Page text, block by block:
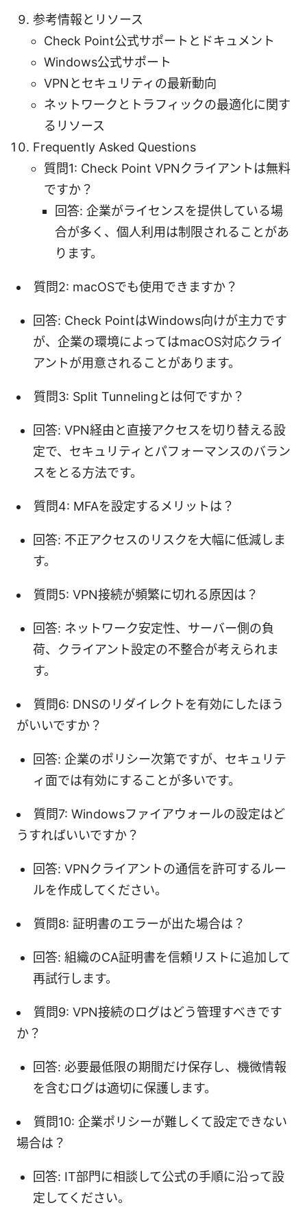
参考情報とリソース
Check Point公式サポートとドキュメント
Windows公式サポート
VPNとセキュリティの最新動向
ネットワークとトラフィックの最適化に関す
るリソース
Frequently Asked Questions
質問1: Check Point VPNクライアントは無料
ですか？
回答: 企業がライセンスを提供している場
合が多く、個人利用は制限されることがあ
ります。
質問2: macOSでも使用できますか？
回答: Check PointはWindows向けが主力です
が、企業の環境によってはmacOS対応クライ
アントが用意されることがあります。
質問3: Split Tunnelingとは何ですか？
回答: VPN経由と直接アクセスを切り替える設
定で、セキュリティとパフォーマンスのバラン
スをとる方法です。
質問4: MFAを設定するメリットは？
回答: 不正アクセスのリスクを大幅に低減しま
す。
質問5: VPN接続が頻繁に切れる原因は？
回答: ネットワーク安定性、サーバー側の負
荷、クライアント設定の不整合が考えられま
す。
質問6: DNSのリダイレクトを有効にしたほう
がいいですか？
回答: 企業のポリシー次第ですが、セキュリテ
ィ面では有効にすることが多いです。
質問7: Windowsファイアウォールの設定はど
うすればいいですか？
回答: VPNクライアントの通信を許可するルー
ルを作成してください。
質問8: 証明書のエラーが出た場合は？
回答: 組織のCA証明書を信頼リストに追加して
再試行します。
質問9: VPN接続のログはどう管理すべきです
か？
回答: 必要最低限の期間だけ保存し、機微情報
を含むログは適切に保護します。
質問10: 企業ポリシーが難しくて設定できない
場合は？
回答: IT部門に相談して公式の手順に沿って設
定してください。